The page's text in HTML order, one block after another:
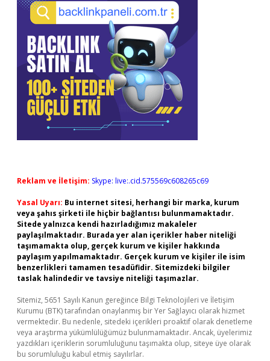
Reklam ve İletişim: Skype: live:.cid.575569c608265c69
Yasal Uyarı: Bu internet sitesi, herhangi bir marka, kurum
veya şahıs şirketi ile hiçbir bağlantısı bulunmamaktadır.
Sitede yalnızca kendi hazırladığımız makaleler
paylaşılmaktadır. Burada yer alan içerikler haber niteliği
taşımamakta olup, gerçek kurum ve kişiler hakkında
paylaşım yapılmamaktadır. Gerçek kurum ve kişiler ile isim
benzerlikleri tamamen tesadüfidir. Sitemizdeki bilgiler
taslak halindedir ve tavsiye niteliği taşımazlar.
Sitemiz, 5651 Sayılı Kanun gereğince Bilgi Teknolojileri ve İletişim
Kurumu (BTK) tarafından onaylanmış bir Yer Sağlayıcı olarak hizmet
vermektedir. Bu nedenle, sitedeki içerikleri proaktif olarak denetleme
veya araştırma yükümlülüğümüz bulunmamaktadır. Ancak, üyelerimiz
yazdıkları içeriklerin sorumluluğunu taşımakta olup, siteye üye olarak
bu sorumluluğu kabul etmiş sayılırlar.